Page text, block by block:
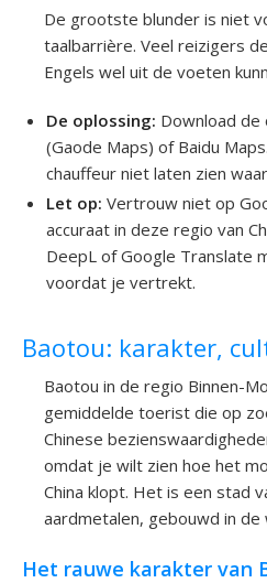
De grootste blunder is niet
taalbarrière. Veel reizigers
Engels wel uit de voeten
De oplossing: Download de
(Gaode Maps) of Baidu
chauffeur niet laten zien
Let op: Vertrouw niet op
accuraat in deze regio van
DeepL of Google Translate
voordat je vertrekt.
Baotou: karakter,
Baotou in de regio Binnen-
gemiddelde toerist die op
Chinese
omdat je wilt zien hoe het
China klopt. Het is een stad
aardmetalen, gebouwd in de
Het rauwe karakter van